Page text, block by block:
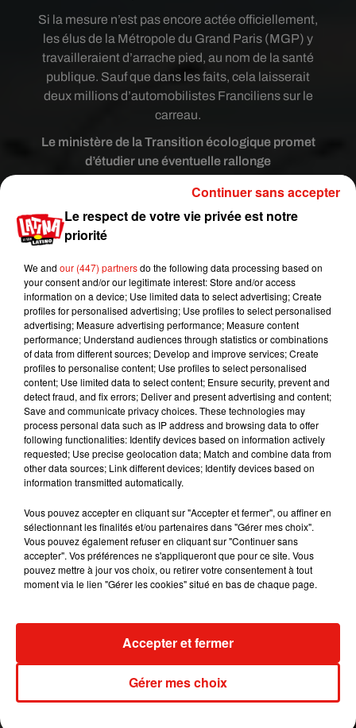
Publié : 18 mai 2018 à 7h31 par Mikaà«l Livret
Si la mesure n’est pas encore actée officiellement,
les élus de la Métropole du Grand Paris (MGP) y
travailleraient d’arrache pied, au nom de la santé
publique. Sauf que dans les faits, cela laisserait
deux millions d’automobilistes Franciliens sur le
carreau.
Le ministère de la Transition écologique promet
d’étudier une éventuelle rallonge
Selon les statistiques du ministère de la
une vignette Crit’Air 4 (véhicules diesel de 2002 à
2005) et 3 (diesel de 2006 à 2010) et essence (de
1997 à 2005) seront concernés. Même si le
véhicule est d’apparence récent, il faudra le
remplacer par un autre dit « plus vertueux » avec
des moteurs hybride, électrique ou même
essence dernière génération.
Sauf que dans les conditions d’attributions des
aides gouvernementales pour changer, les primes
à la conversion ne sont, pour le moment,
réservées qu’aux véhicules diesel datant d’avant
2001 pour les ménages imposables ou 2006 pour
les ménages non imposables.
Leministère de la Transition écologique
qu’il est trop tôt pour se faire une idée sur le sujet
et promet d’étudier une éventuelle rallonge de la
prime à la conversion dans le projet de loi de
finances 2019.
Guatemala : l'éruption du volcan
de Fuego est terminée
Le respect de votre vie privée est notre
priorité
We and our (447) partnersdo the following data processing based on
your consent and/or our legitimate interest: Store and/or access
information on a device; Use limited data to select advertising; Create
profiles for personalised advertising; Use profiles to select personalised
advertising; Measure advertising performance; Measure content
performance; Understand audiences through statistics or combinations
of data from different sources; Develop and improve services; Create
profiles to personalise content; Use profiles to select personalised
content; Use limited data to select content; Ensure security, prevent and
detect fraud, and fix errors; Deliver and present advertising and content;
Save and communicate privacy choices. These technologies may
process personal data such as IP address and browsing data to offer
following functionalities: Identify devices based on information actively
requested; Use precise geolocation data; Match and combine data from
other data sources; Link different devices; Identify devices based on
information transmitted automatically.
Vous pouvez accepter en cliquant sur "Accepter et fermer", ou affiner en
sélectionnant les finalités et/ou partenaires dans "Gérer mes choix".
Vous pouvez également refuser en cliquant sur "Continuer sans
accepter". Vos préférences ne s'appliqueront que pour ce site. Vous
pouvez mettre à jour vos choix, ou retirer votre consentement à tout
moment via le lien "Gérer les cookies" situé en bas de chaque page.
Gérer mes choix
Accepter et fermer
Continuer sans accepter